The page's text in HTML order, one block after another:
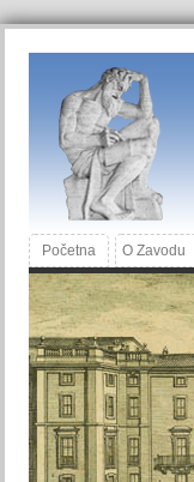
Početna O Zavodu